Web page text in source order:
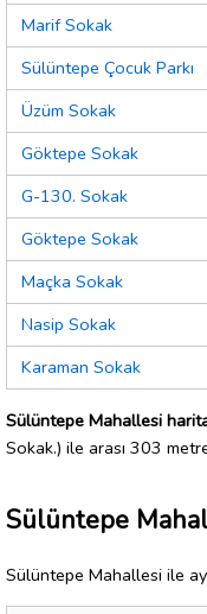
Marif Sokak
Sülüntepe Çocuk Parkı
Üzüm Sokak
Göktepe Sokak
G-130. Sokak
Göktepe Sokak
Maçka Sokak
Nasip Sokak
Karaman Sokak
Sülüntepe Mahallesi
Sokak.) ile arası 303
Sülüntepe
Sülüntepe Mahallesi ile